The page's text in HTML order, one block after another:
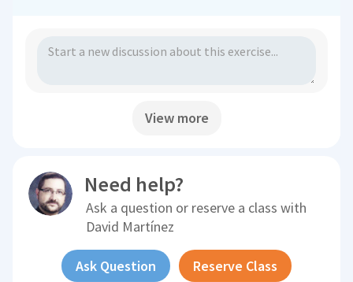
View more
Need help?
Ask a question or reserve a class with
David Martínez
Ask Question Reserve Class